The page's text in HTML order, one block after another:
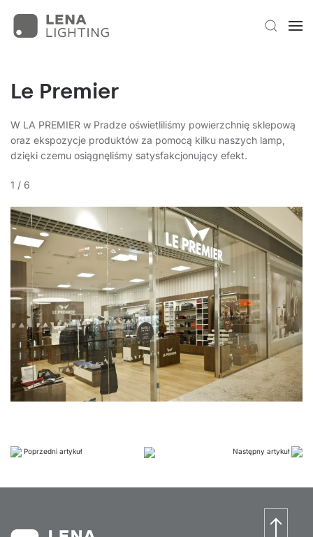
Le Premier
W LA PREMIER w Pradze oświetliliśmy powierzchnię sklepową
oraz ekspozycje produktów za pomocą kilku naszych lamp,
dzięki czemu osiągnęliśmy satysfakcjonujący efekt.
1 / 6
Poprzedni artykuł Następny artykuł